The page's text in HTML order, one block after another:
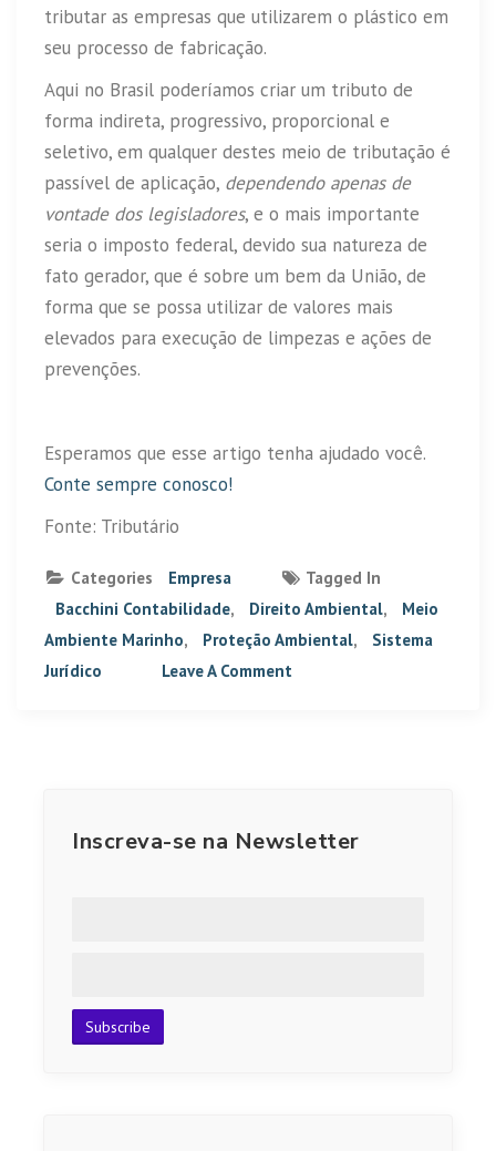
tributar as empresas que utilizarem o plástico em
seu processo de fabricação.
Aqui no Brasil poderíamos criar um tributo de
forma indireta, progressivo, proporcional e
seletivo, em qualquer destes meio de tributação é
passível de aplicação, dependendo apenas de
vontade dos legisladores, e o mais importante
seria o imposto federal, devido sua natureza de
fato gerador, que é sobre um bem da União, de
forma que se possa utilizar de valores mais
elevados para execução de limpezas e ações de
prevenções.
Esperamos que esse artigo tenha ajudado você.
Conte sempre conosco!
Fonte: Tributário
Categories Empresa
Tagged In
Bacchini Contabilidade, Direito Ambiental,
Meio
Ambiente Marinho, Proteção Ambiental,
Sistema
Jurídico
Leave A Comment
Inscreva-se na Newsletter